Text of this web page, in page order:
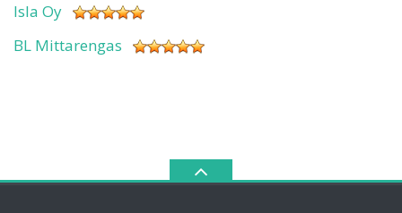
Isla Oy
BL Mittarengas